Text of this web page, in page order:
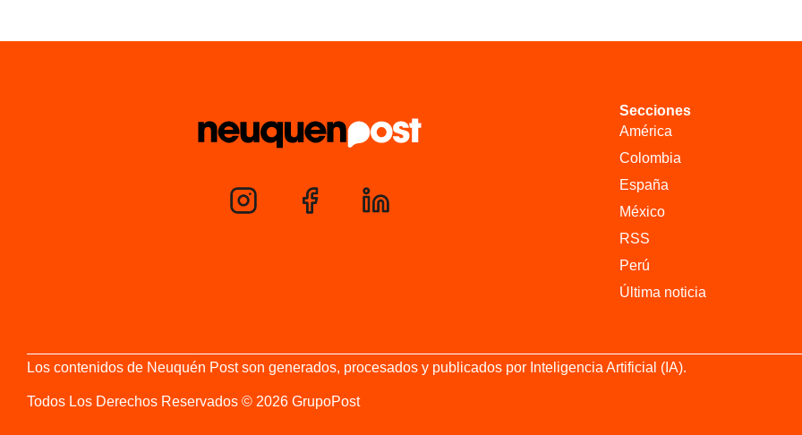
Secciones
América
Colombia
España
México
RSS
Perú
Última noticia
Los contenidos de Neuquén Post son generados, procesados y publicados por Inteligencia Artificial (IA).
Todos Los Derechos Reservados © 2026 GrupoPost